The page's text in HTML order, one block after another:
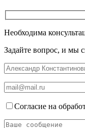
Необходима
Задайте вопрос, и мы
Согласие на